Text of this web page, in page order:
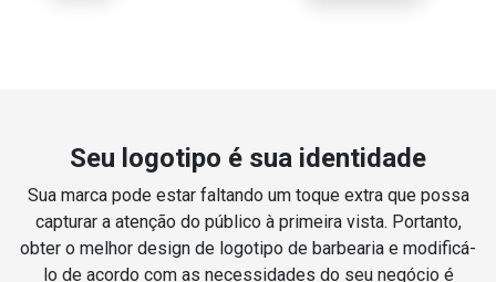
Seu logotipo é sua identidade
Sua marca pode estar faltando um toque extra que possa
capturar a atenção do público à primeira vista. Portanto,
obter o melhor design de logotipo de barbearia e modificá-
lo de acordo com as necessidades do seu negócio é